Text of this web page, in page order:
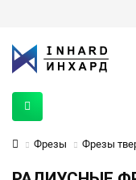
Фрезы Фрезы